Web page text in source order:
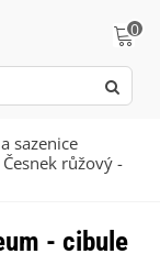
0
sazenice
Česnek růžový -
- cibule